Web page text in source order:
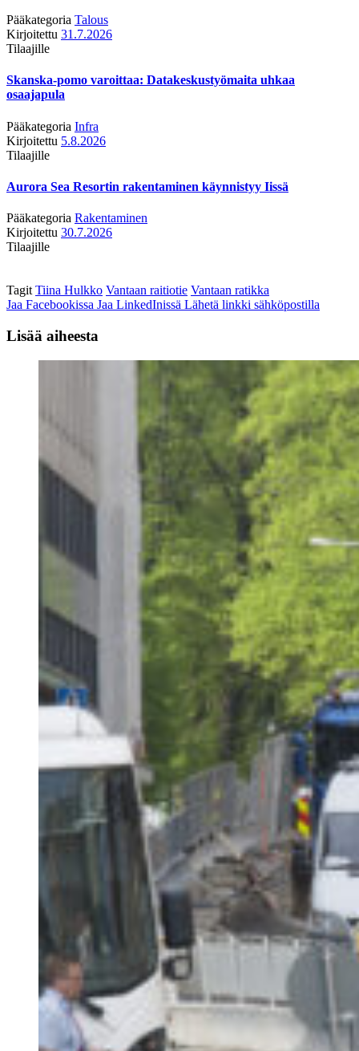
Pääkategoria Talous
Kirjoitettu 31.7.2026
Tilaajille
Skanska-pomo varoittaa: Datakeskustyömaita uhkaa
osaajapula
Pääkategoria Infra
Kirjoitettu 5.8.2026
Tilaajille
Aurora Sea Resortin rakentaminen käynnistyy Iissä
Pääkategoria Rakentaminen
Kirjoitettu 30.7.2026
Tilaajille
Tagit Tiina Hulkko Vantaan raitiotie Vantaan ratikka
Jaa Facebookissa Jaa LinkedInissä Lähetä linkki sähköpostilla
Lisää aiheesta